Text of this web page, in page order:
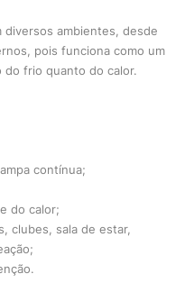
diversos ambientes, desde
pois funciona como um
frio quanto do calor.
contínua;
do calor;
clubes, sala de estar,